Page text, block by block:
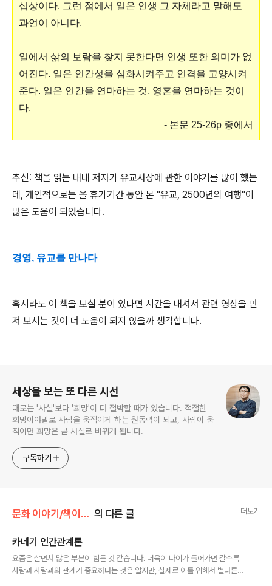
십상이다. 그런 점에서 일은 인생 그 자체라고 말해도
과언이 아니다.
일에서 삶의 보람을 찾지 못한다면 인생 또한 의미가 없
어진다. 일은 인간성을 심화시켜주고 인격을 고양시켜
준다. 일은 인간을 연마하는 것, 영혼을 연마하는 것이
다.
- 본문 25-26p 중에서
추신: 책을 읽는 내내 저자가 유교사상에 관한 이야기를 많이 했는
데, 개인적으로는 올 휴가기간 동안 본 "유교, 2500년의 여행"이
많은 도움이 되었습니다.
경영, 유교를 만나다
혹시라도 이 책을 보실 분이 있다면 시간을 내셔서 관련 영상을 먼
저 보시는 것이 더 도움이 되지 않을까 생각합니다.
세상을 보는 또 다른 시선
때로는 '사실'보다 '희망'이 더 절박할 때가 있습니다. 적절한
희망이야말로 사람을 움직이게 하는 원동력이 되고, 사람이 움
직이면 희망은 곧 사실로 바뀌게 됩니다.
구독하기
문화 이야기/책이야기 의 다른 글 더보기
카네기 인간관계론
요즘은 살면서 많은 부분이 힘든 것 같습니다. 더욱이 나이가 들어가면 갈수록
사람과 사람과의 관계가 중요하다는 것은 알지만, 실제로 이를 위해서 별다른